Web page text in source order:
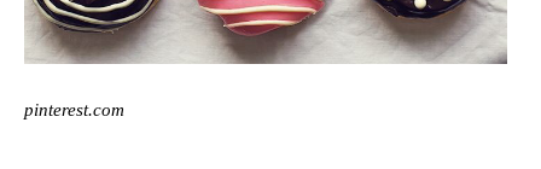
pinterest.com